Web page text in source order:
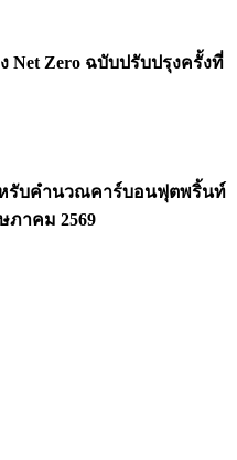
Net Zero ฉบับปรับปรุงครั้งที่
หรับคำนวณคาร์บอนฟุตพริ้นท์
าคม 2569